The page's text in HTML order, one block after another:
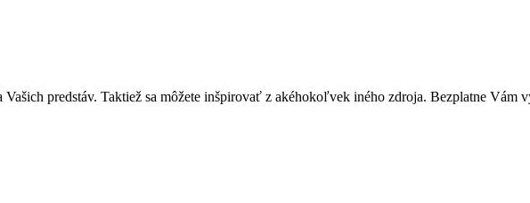
predstáv. Taktiež sa môžete inšpirovať z akéhokoľvek iného zdroja. Bezplatne